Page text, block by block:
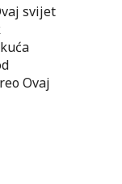
svijet
Ovaj